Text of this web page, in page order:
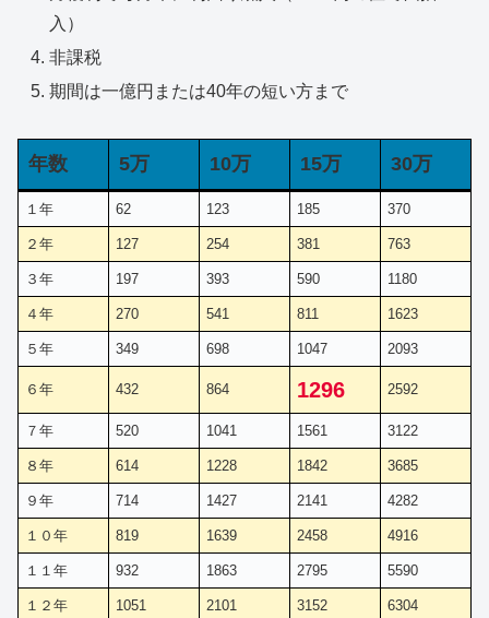
入）
非課税
期間は一億円または40年の短い方まで
年数 5万 10万 15万 30万
１年 62 123 185 370
２年 127 254 381 763
３年 197 393 590 1180
４年 270 541 811 1623
５年 349 698 1047 2093
６年 432 864 1296 2592
７年 520 1041 1561 3122
８年 614 1228 1842 3685
９年 714 1427 2141 4282
１０年 819 1639 2458 4916
１１年 932 1863 2795 5590
１２年 1051 2101 3152 6304